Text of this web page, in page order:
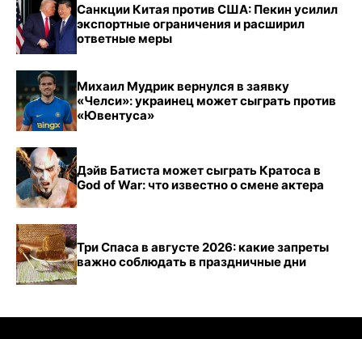
Санкции Китая против США: Пекин усилил
экспортные ограничения и расширил
ответные меры
Михаил Мудрик вернулся в заявку
«Челси»: украинец может сыграть против
«Ювентуса»
Дэйв Батиста может сыграть Кратоса в
God of War: что известно о смене актера
Три Спаса в августе 2026: какие запреты
важно соблюдать в праздничные дни